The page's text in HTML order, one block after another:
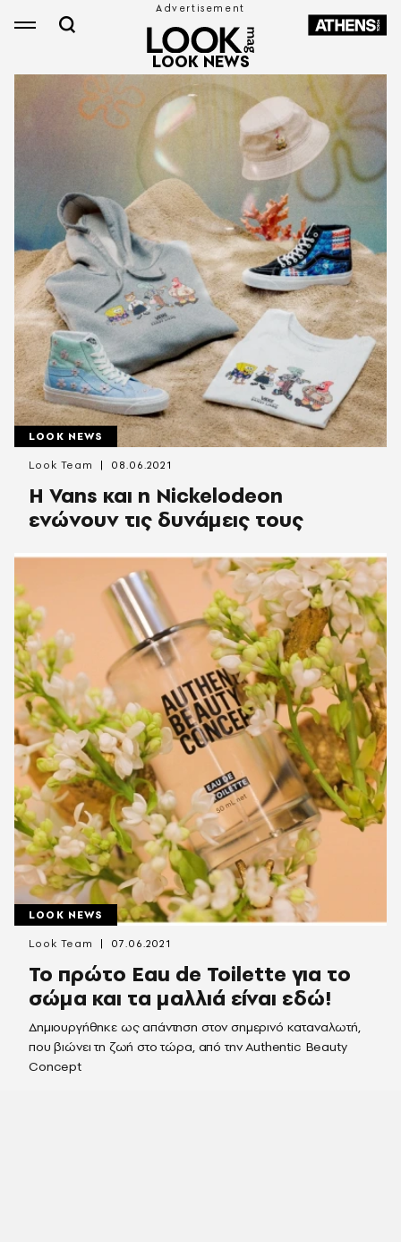
LOOK NEWS
LOOK NEWS
Η Vans και η Nickelodeon
ενώνουν τις δυνάμεις τους
Look Team 08.06.2021
LOOK NEWS
Το πρώτο Eau de Toilette για το
σώμα και τα μαλλιά είναι εδώ!
Δημιουργήθηκε ως απάντηση στον σημερινό καταναλωτή,
που βιώνει τη ζωή στο τώρα, από την Authentic Beauty
Concept
Look Team 07.06.2021